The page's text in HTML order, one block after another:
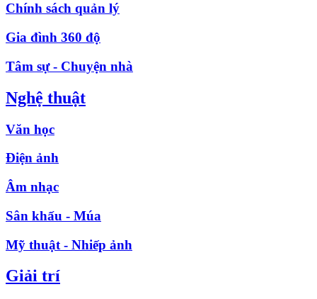
Chính sách quản lý
Gia đình 360 độ
Tâm sự - Chuyện nhà
Nghệ thuật
Văn học
Điện ảnh
Âm nhạc
Sân khấu - Múa
Mỹ thuật - Nhiếp ảnh
Giải trí